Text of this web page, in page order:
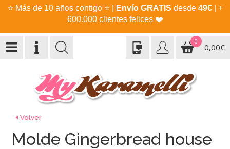
⭐ Más de 10 años contigo ⭐ Envío GRATIS desde 49€| +
600.000 clientes felices ❤️
0
0,00€
Volver
Molde Gingerbread house